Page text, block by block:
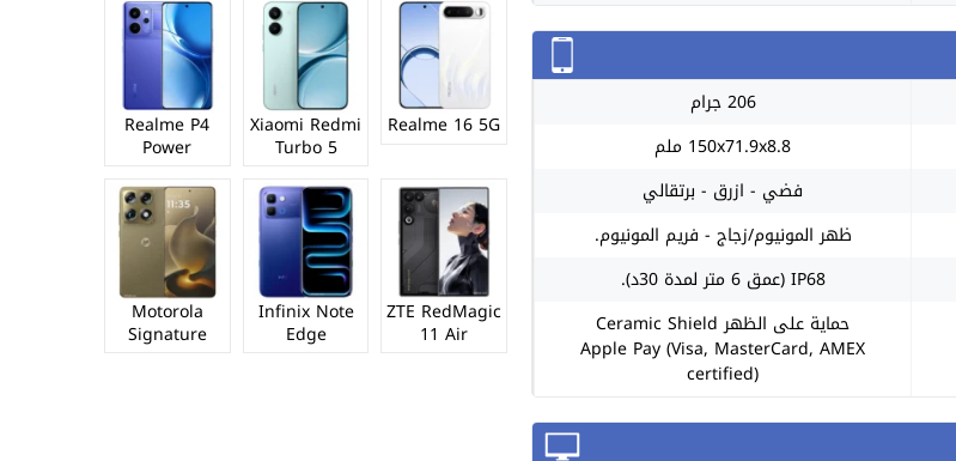
206 جرام
150x71.9x8.8 ملم
فضي - ازرق - برتقالي
ظهر المونيوم/زجاج - فريم المونيوم.
IP68 (عمق 6 متر لمدة 30د).
حماية على الظهر Ceramic Shield
Apple Pay (Visa, MasterCard, AMEX
certified)
Realme 16 5G
Xiaomi Redmi
Turbo 5
Realme P4
Power
ZTE RedMagic
11 Air
Infinix Note
Edge
Motorola
Signature